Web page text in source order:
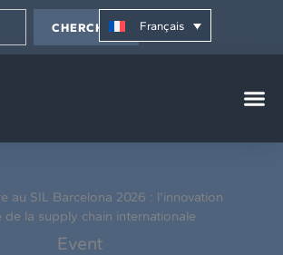
CHERCHER Français
au SIL Barcelona 2026 : l’innovation
de la supply chain internationale
Event